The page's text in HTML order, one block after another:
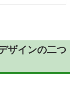
ザインの二つ